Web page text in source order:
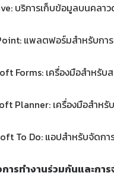
บริการเก็บข้อมูลบนคลา
แพลตฟอร์มสำหรับกา
Forms: เครื่องมือสำหรั
Planner: เครื่องมือสำหรั
To Do: แอปสำหรับจัดกา
ารทำงานร่วมกันและการ